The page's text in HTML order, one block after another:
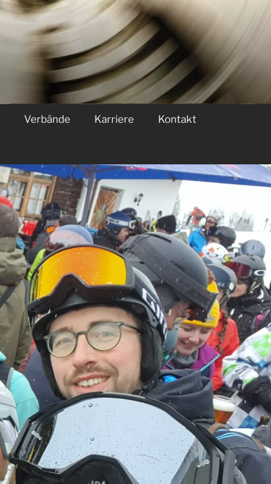
Ver­bän­de Kar­rie­re Kon­takt